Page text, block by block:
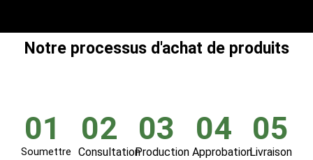
Notre processus d'achat de produits
01
Soumettre
02
Consultation
03
Production
04
Approbation
05
Livraison